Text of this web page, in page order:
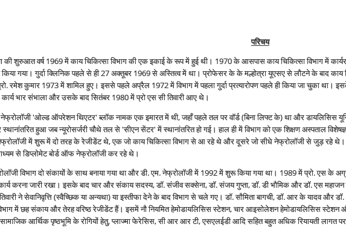
परिचय
की शुरुआत वर्ष 1969 में काय चिकित्सा विभाग की एक इकाई के रूप में हुई थी। 1970 के आसपास काय चिकित्सा विभाग में
गया। गुर्दा क्लिनिक पहले से ही 27 अक्‍तूबर 1969 से अस्तित्व में था। प्रोफेसर के के मल्होत्रा यूएसए से लौटने के बाद
रमेश कुमार 1973 में शामिल हुए। इससे पहले अप्रैल 1972 में विभाग में पहला गुर्दा प्रत्‍यारोपण पहले ही किया जा चुका था।
भार संभाला और उसके बाद सितंबर 1980 में प्रो एस सी तिवारी आए थे।
'ओल्ड ऑपरेशन थिएटर' ब्लॉक नामक एक इमारत में थी, जहाँ पहले तल पर वॉर्ड (बिना लिफ्ट के) था और डायलिसिस
हुआ जब न्यूरोसर्जरी चौथे तल से 'सीएन सेंटर' में स्थानांतरित हो गई। हाल ही में विभाग को एक शिक्षण अस्पताल
में शुरू में दो तरह के रेजीडेंट थे, एक जो काय चिकित्‍सा विभाग से आ रहे थे और दूसरे जो सीधे नेफ्रोलॉजी से जुड़ रहे
से डिप्लोमेट बोर्ड ऑफ नेफ्रोलॉजी कर रहे थे।
विभाग दो संकायों के साथ बनाया गया था और डी. एम. नेफ्रोलॉजी में 1992 में शुरू किया गया था। 1989 में प्रो. एस
करना जारी रखा। इसके बाद चार और संकाय सदस्य, डॉ. संजीव सक्सेना, डॉ. संजय गुप्ता, डॉ. डी भौमिक और डॉ. एस महाजन
ने सेवानिवृत्ति (स्वैच्छिक या अन्यथा) या इस्तीफा देने के बाद विभाग से चले गए। डॉ. सौमिता बागची, डॉ. आर के यादव
में छह संकाय और तेरह वरिष्ठ रेजीडेंट हैं। इसमें नौ नियमित हेमोडायलिसिस स्टेशन, चार आइसोलेशन हेमोडायलिसिस स्टेशन
आर्थिक पृष्ठभूमि के रोगियों हेतु, प्लाज्‍मा फेरेसिस, सी आर आर टी, एसएलईडी आदि सहित बहुत अधिक रियायती